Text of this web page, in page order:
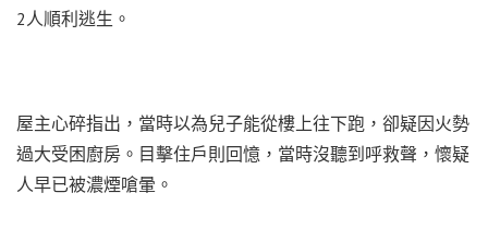
2人順利逃生。
屋主心碎指出，當時以為兒子能從樓上往下跑，卻疑因火勢
過大受困廚房。目擊住戶則回憶，當時沒聽到呼救聲，懷疑
人早已被濃煙嗆暈。